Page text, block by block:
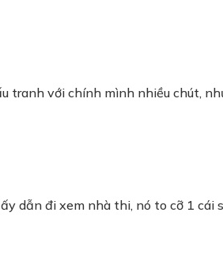
tranh với chính mình nhiều chút,
dẫn đi xem nhà thi, nó to cỡ 1 cái